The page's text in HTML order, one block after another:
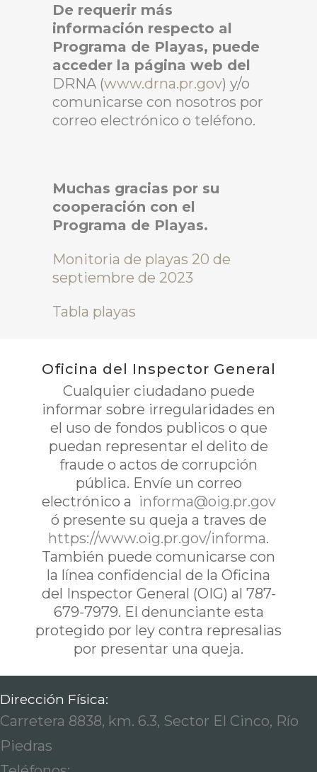
De requerir más
información respecto al
Programa de Playas, puede
acceder la página web del
DRNA (www.drna.pr.gov) y/o
comunicarse con nosotros por
correo electrónico o teléfono.
Muchas gracias por su
cooperación con el
Programa de Playas.
Monitoria de playas 20 de
septiembre de 2023
Tabla playas
Oficina del Inspector General
Cualquier ciudadano puede
informar sobre irregularidades en
el uso de fondos publicos o que
puedan representar el delito de
fraude o actos de corrupción
pública. Envíe un correo
electrónico a informa@oig.pr.gov
ó presente su queja a traves de
https://www.oig.pr.gov/informa.
También puede comunicarse con
la línea confidencial de la Oficina
del Inspector General (OIG) al 787-
679-7979. El denunciante esta
protegido por ley contra represalias
por presentar una queja.
Dirección Física:
Carretera 8838, km. 6.3, Sector El Cinco, Río
Piedras